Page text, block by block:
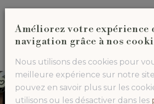
gamme complète de
Améliorez votre expérience
navigation grâce à nos
Nous utilisons des cookies pour
meilleure expérience sur notre
pouvez en savoir plus sur les
utilisons ou les désactiver dans les